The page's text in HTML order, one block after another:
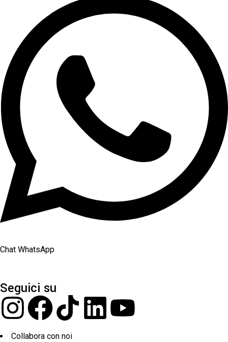
Chat WhatsApp
Seguici su
Collabora con noi